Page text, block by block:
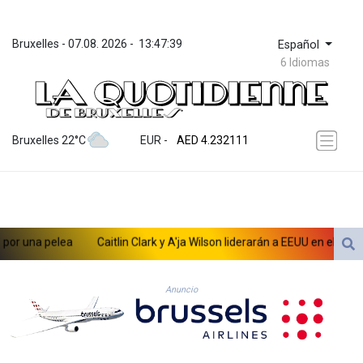
Bruxelles - 07.08. 2026 - 13:47:39 Español
6 Idiomas
Bruxelles 22°C EUR -
ZWL 371.065543
AED 4.232111
AFN 75.483338
ARS 1728.27314
AUD 1.637355
AZN 1.948129
BAM 1.956537
BBD 2.325376
BDT 142.913814
pelea Caitlin Clark y A'ja Wilson liderarán a EEUU en el Mundial
Anuncio